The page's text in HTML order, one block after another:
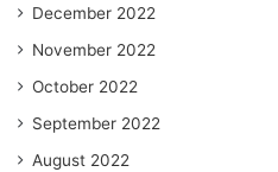
December 2022
November 2022
October 2022
September 2022
August 2022